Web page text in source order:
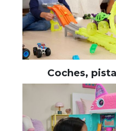
Coches,